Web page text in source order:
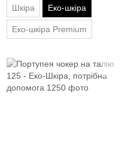
Шкіра Еко-шкіра
Еко-шкіра Premium